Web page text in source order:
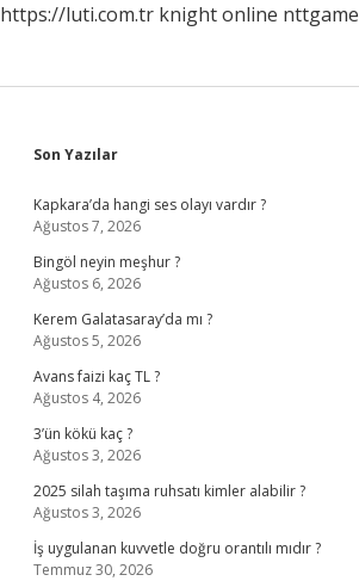
https://luti.com.tr knight online nttgame
Sidebar
Son Yazılar
Kapkara’da hangi ses olayı vardır ?
Ağustos 7, 2026
Bingöl neyin meşhur ?
Ağustos 6, 2026
Kerem Galatasaray’da mı ?
Ağustos 5, 2026
Avans faizi kaç TL ?
Ağustos 4, 2026
3’ün kökü kaç ?
Ağustos 3, 2026
2025 silah taşıma ruhsatı kimler alabilir ?
Ağustos 3, 2026
İş uygulanan kuvvetle doğru orantılı mıdır ?
Temmuz 30, 2026